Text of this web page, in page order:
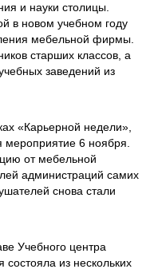
и науки столицы.
в новом учебном году
мебельной фирмы.
старших классов, а
заведений из
«Карьерной недели»,
мероприятие 6 ноября.
от мебельной
администраций самих
снова стали
Учебного центра
из нескольких